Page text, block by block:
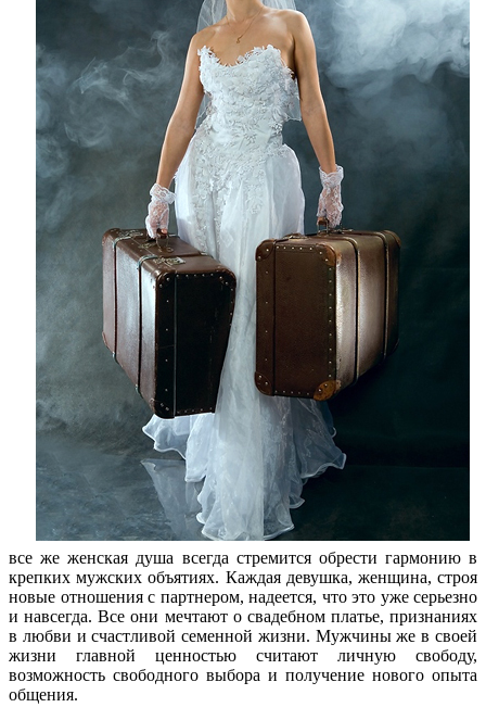
все же женская душа всегда стремится обрести гармонию в
крепких мужских объятиях. Каждая девушка, женщина, строя
новые отношения с партнером, надеется, что это уже серьезно
и навсегда. Все они мечтают о свадебном платье, признаниях
в любви и счастливой семенной жизни. Мужчины же в своей
жизни главной ценностью считают личную свободу,
возможность свободного выбора и получение нового опыта
общения.